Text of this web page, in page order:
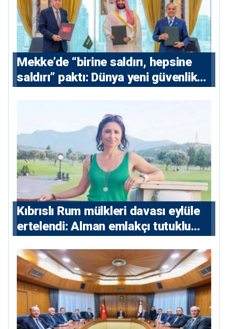
Mekke’de “birine saldırı, hepsine
saldırı” paktı: Dünya yeni güvenlik
Kıbrıslı Rum mülkleri davası eylüle
ertelendi: Alman emlakçı tutuklu